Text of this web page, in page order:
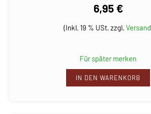
6,95 €
(Inkl. 19 % USt. zzgl. Versand
Für später merken
IN DEN WARENKORB